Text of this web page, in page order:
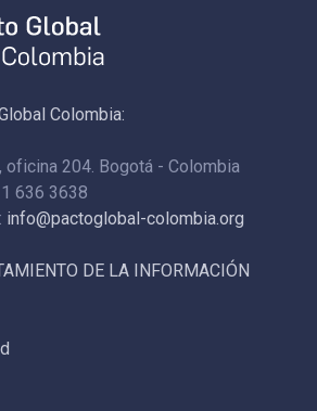
Colombia:
oficina 204. Bogotá - Colombia
636 3638
info@pactoglobal-colombia.org
DE LA INFORMACIÓN